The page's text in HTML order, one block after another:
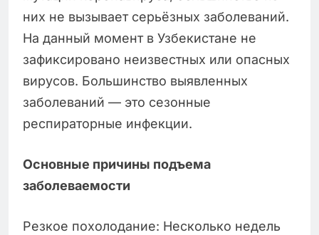
них не вызывает серьёзных заболеваний.
На данный момент в Узбекистане не
зафиксировано неизвестных или опасных
вирусов. Большинство выявленных
заболеваний — это сезонные
респираторные инфекции.
Основные причины подъема
заболеваемости
Резкое похолодание: Несколько недель